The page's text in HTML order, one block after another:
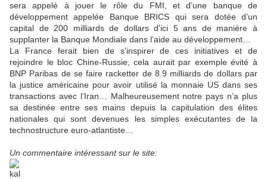
sera appelé à jouer le rôle du FMI, et d’une banque de
développement appelée Banque BRICS qui sera dotée d’un
capital de 200 milliards de dollars d’ici 5 ans de manière à
supplanter la Banque Mondiale dans l’aide au développement…
La France ferait bien de s’inspirer de ces initiatives et de
rejoindre le bloc Chine-Russie, cela aurait par exemple évité à
BNP Paribas de se faire racketter de 8.9 milliards de dollars par
la justice américaine pour avoir utilisé la monnaie US dans ses
transactions avec l’Iran… Malheureusement notre pays n’a plus
sa destinée entre ses mains depuis la capitulation des élites
nationales qui sont devenues les simples exécutantes de la
technostructure euro-atlantiste…
Un commentaire intéressant sur le site: